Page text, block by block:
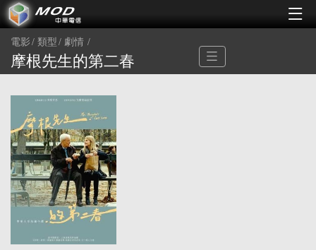
電影 類型 劇情
摩根先生的第二春